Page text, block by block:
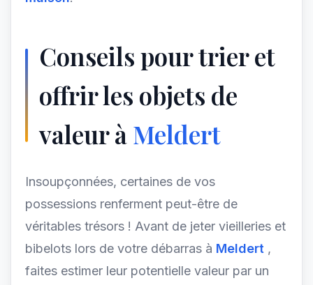
Conseils pour trier et
offrir les objets de
valeur àMeldert
Insoupçonnées, certaines de vos
possessions renferment peut-être de
véritables trésors ! Avant de jeter vieilleries et
bibelots lors de votre débarras à Meldert ,
faites estimer leur potentielle valeur par un